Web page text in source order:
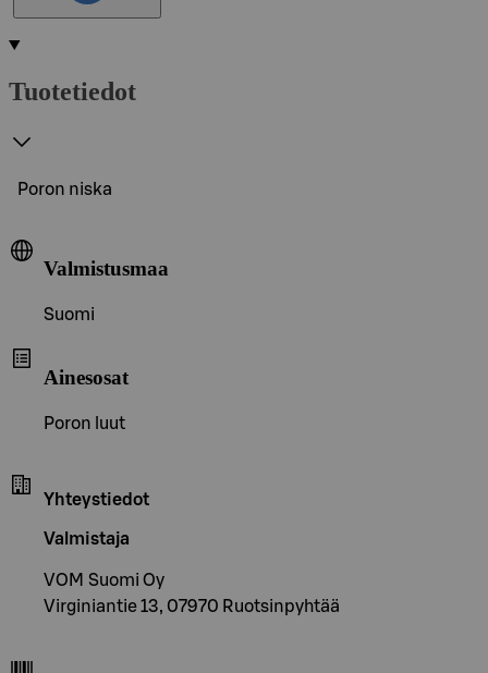
Tuotetiedot
Poron niska
Valmistusmaa
Suomi
Ainesosat
Poron luut
Yhteystiedot
Valmistaja
VOM Suomi Oy
Virginiantie 13, 07970 Ruotsinpyhtää